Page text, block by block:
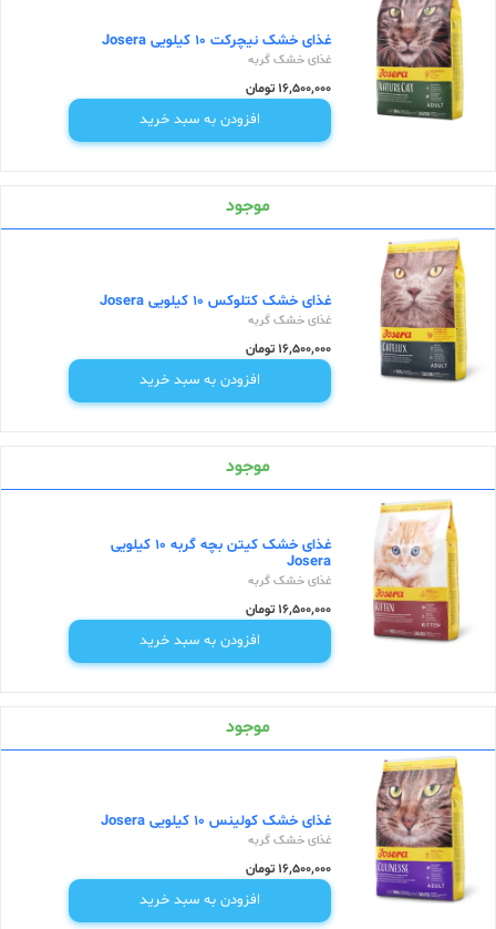
غذای خشک نیچرکت 10 کیلویی Josera
غذای خشک گربه
16,500,000 تومان
افزودن به سبد خرید
موجود
غذای خشک کتلوکس 10 کیلویی Josera
غذای خشک گربه
16,500,000 تومان
افزودن به سبد خرید
موجود
غذای خشک کیتن بچه گربه 10 کیلویی
Josera
غذای خشک گربه
16,500,000 تومان
افزودن به سبد خرید
موجود
غذای خشک کولینس 10 کیلویی Josera
غذای خشک گربه
16,500,000 تومان
افزودن به سبد خرید